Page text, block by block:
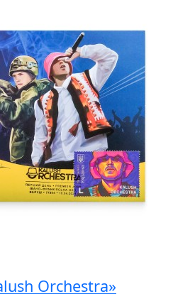
Orchestra»